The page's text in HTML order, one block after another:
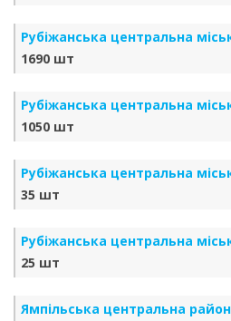
Рубіжанська центральна
1690 шт
Рубіжанська центральна
1050 шт
Рубіжанська центральна
35 шт
Рубіжанська центральна
25 шт
Ямпільська центральна